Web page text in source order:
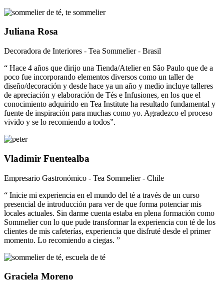
Juliana Rosa
Decoradora de Interiores - Tea Sommelier - Brasil
“ Hace 4 años que dirijo una Tienda/Atelier en São Paulo que de a
poco fue incorporando elementos diversos como un taller de
diseño/decoración y desde hace ya un año y medio incluye talleres
de apreciación y elaboración de Tés e Infusiones, en los que el
conocimiento adquirido en Tea Institute ha resultado fundamental y
fuente de inspiración para muchas como yo. Agradezco el proceso
vivido y se lo recomiendo a todos”.
Vladimir Fuentealba
Empresario Gastronómico - Tea Sommelier - Chile
“ Inicie mi experiencia en el mundo del té a través de un curso
presencial de introducción para ver de que forma potenciar mis
locales actuales. Sin darme cuenta estaba en plena formación como
Sommelier con lo que pude transformar la experiencia con té de los
clientes de mis cafeterías, experiencia que disfruté desde el primer
momento. Lo recomiendo a ciegas. ”
Graciela Moreno